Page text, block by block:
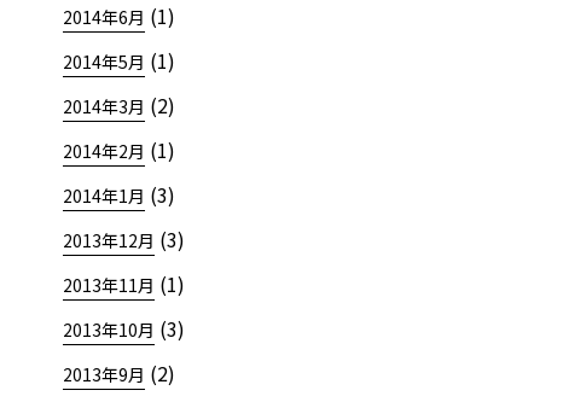
2014年6月 (1)
2014年5月 (1)
2014年3月 (2)
2014年2月 (1)
2014年1月 (3)
2013年12月 (3)
2013年11月 (1)
2013年10月 (3)
2013年9月 (2)